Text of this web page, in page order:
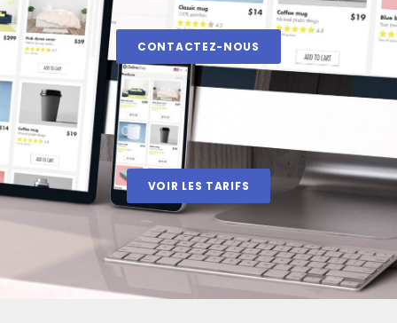
CONTACTEZ-NOUS
VOIR LES TARIFS